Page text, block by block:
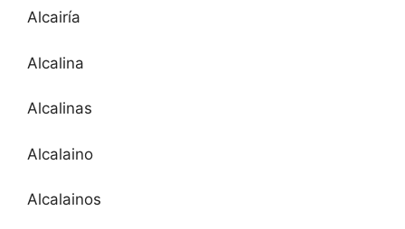
Alcairía
Alcalina
Alcalinas
Alcalaino
Alcalainos